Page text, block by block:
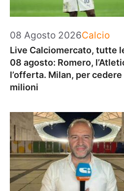
08 Agosto 2026Categorie
Calcio
Live Calciomercato, tutte
08 agosto: Romero,
l’offerta. Milan, per
milioni